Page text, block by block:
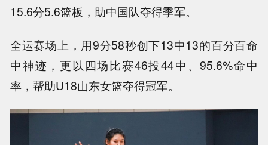
15.6分5.6篮板，助中国队夺得季军。
全运赛场上，用9分58秒创下13中13的百分百命
中神迹，更以四场比赛46投44中、95.6%命中
率，帮助U18山东女篮夺得冠军。